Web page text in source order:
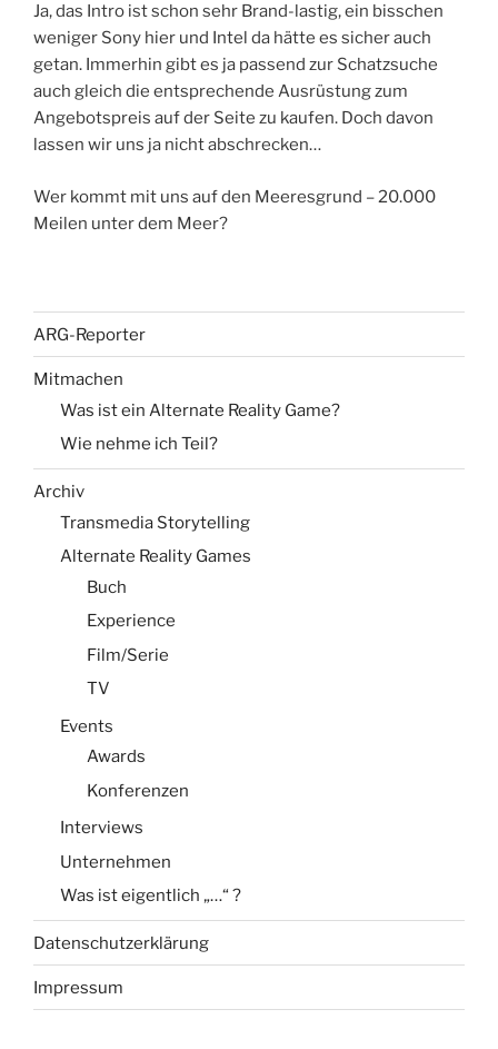
Ja, das Intro ist schon sehr Brand-lastig, ein bisschen
weniger Sony hier und Intel da hätte es sicher auch
getan. Immerhin gibt es ja passend zur Schatzsuche
auch gleich die entsprechende Ausrüstung zum
Angebotspreis auf der Seite zu kaufen. Doch davon
lassen wir uns ja nicht abschrecken…
Wer kommt mit uns auf den Meeresgrund – 20.000
Meilen unter dem Meer?
ARG-Reporter
Mitmachen
Was ist ein Alternate Reality Game?
Wie nehme ich Teil?
Archiv
Transmedia Storytelling
Alternate Reality Games
Buch
Experience
Film/Serie
TV
Events
Awards
Konferenzen
Interviews
Unternehmen
Was ist eigentlich „…“ ?
Datenschutzerklärung
Impressum